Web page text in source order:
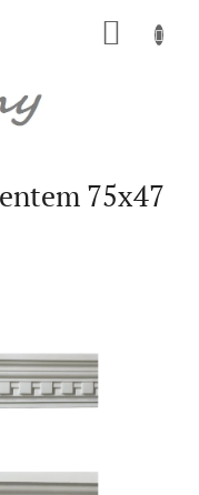
75x47